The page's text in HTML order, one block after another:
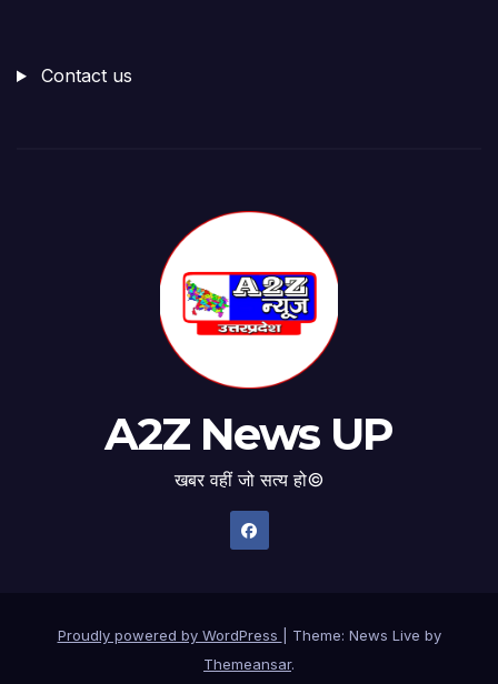
Contact us
A2Z News UP
खबर वहीं जो सत्य हो©
Proudly powered by WordPress
Theme: News Live by
Themeansar.